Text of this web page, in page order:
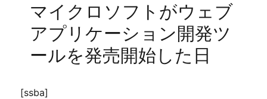
マイクロソフトがウェブ
アプリケーション開発ツ
ールを発売開始した日
[ssba]